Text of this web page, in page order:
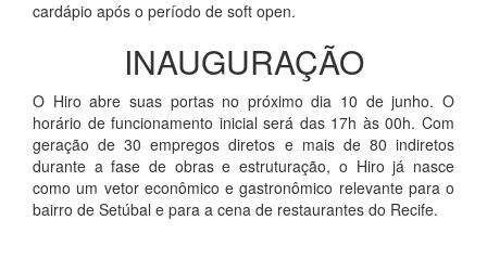
cardápio após o período de soft open.
INAUGURAÇÃO
O Hiro abre suas portas no próximo dia 10 de junho. O
horário de funcionamento inicial será das 17h às 00h. Com
geração de 30 empregos diretos e mais de 80 indiretos
durante a fase de obras e estruturação, o Hiro já nasce
como um vetor econômico e gastronômico relevante para o
bairro de Setúbal e para a cena de restaurantes do Recife.